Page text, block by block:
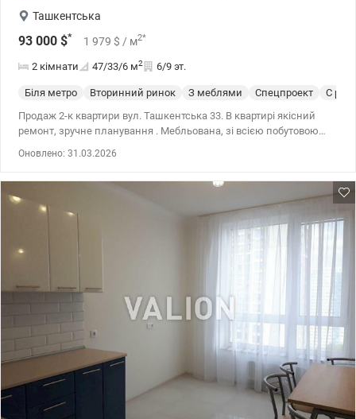
Ташкентська
93 000 $* 1 979 $ / м2*
2 кімнати 47/33/6 м2 6/9 эт.
Біля метро Вторинний ринок З меблями Спецпроект
С
Продаж 2-к квартири вул. Ташкентська 33. В квартирі якісний
ремонт, зручне планування . Мебльована, зі всією побутовою
Оновлено: 31.03.2026